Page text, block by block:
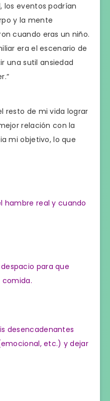
los eventos podrían
y la mente
cuando eras un niño.
era el escenario de
una sutil ansiedad
resto de mi vida lograr
relación con la
mi objetivo, lo que
hambre real y cuando
para que
desencadenantes
etc.) y dejar